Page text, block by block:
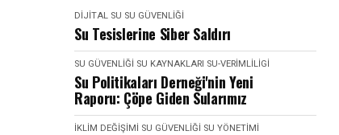
DIJITAL SU SU GÜVENLIĞI
Su Tesislerine Siber Saldırı
SU GÜVENLIĞI SU KAYNAKLARI SU-VERIMLILIGI
Su Politikaları Derneği'nin Yeni
Raporu: Çöpe Giden Sularımız
İKLIM DEĞIŞIMI SU GÜVENLIĞI SU YÖNETIMI